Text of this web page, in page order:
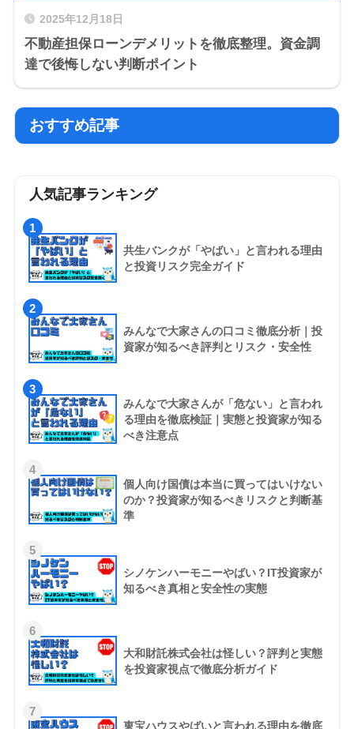
2025年12月18日
不動産担保ローンデメリットを徹底整理。資金調
達で後悔しない判断ポイント
おすすめ記事
人気記事ランキング
1
共生バンクが「やばい」と言われる理由
と投資リスク完全ガイド
2
みんなで大家さんの口コミ徹底分析｜投
資家が知るべき評判とリスク・安全性
3
みんなで大家さんが「危ない」と言われ
る理由を徹底検証｜実態と投資家が知る
べき注意点
4
個人向け国債は本当に買ってはいけない
のか？投資家が知るべきリスクと判断基
準
5
シノケンハーモニーやばい？IT投資家が
知るべき真相と安全性の実態
6
大和財託株式会社は怪しい？評判と実態
を投資家視点で徹底分析ガイド
7
東宝ハウスやばいと言われる理由を徹底